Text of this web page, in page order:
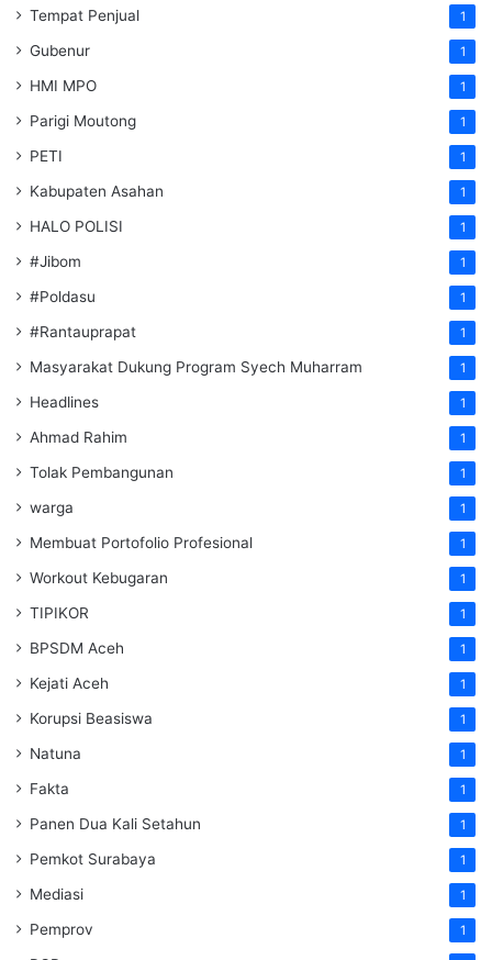
Tempat Penjual 1
Gubenur 1
HMI MPO 1
Parigi Moutong 1
PETI 1
Kabupaten Asahan 1
HALO POLISI 1
#Jibom 1
#Poldasu 1
#Rantauprapat 1
Masyarakat Dukung Program Syech Muharram 1
Headlines 1
Ahmad Rahim 1
Tolak Pembangunan 1
warga 1
Membuat Portofolio Profesional 1
Workout Kebugaran 1
TIPIKOR 1
BPSDM Aceh 1
Kejati Aceh 1
Korupsi Beasiswa 1
Natuna 1
Fakta 1
Panen Dua Kali Setahun 1
Pemkot Surabaya 1
Mediasi 1
Pemprov 1